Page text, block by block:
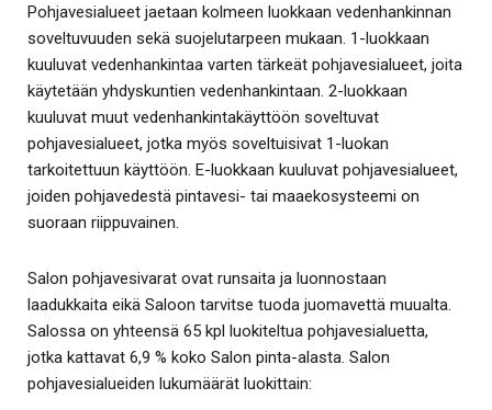
Pohjavesialueet jaetaan kolmeen luokkaan vedenhankinnan
soveltuvuuden sekä suojelutarpeen mukaan. 1-luokkaan
kuuluvat vedenhankintaa varten tärkeät pohjavesialueet, joita
käytetään yhdyskuntien vedenhankintaan. 2-luokkaan
kuuluvat muut vedenhankintakäyttöön soveltuvat
pohjavesialueet, jotka myös soveltuisivat 1-luokan
tarkoitettuun käyttöön. E-luokkaan kuuluvat pohjavesialueet,
joiden pohjavedestä pintavesi- tai maaekosysteemi on
suoraan riippuvainen.
Salon pohjavesivarat ovat runsaita ja luonnostaan
laadukkaita eikä Saloon tarvitse tuoda juomavettä muualta.
Salossa on yhteensä 65 kpl luokiteltua pohjavesialuetta,
jotka kattavat 6,9 % koko Salon pinta-alasta. Salon
pohjavesialueiden lukumäärät luokittain: